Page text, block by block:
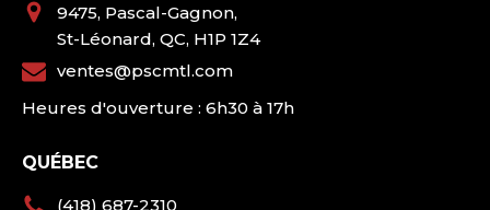
9475, Pascal-Gagnon,
St-Léonard, QC, H1P 1Z4
ventes@pscmtl.com
Heures d'ouverture : 6h30 à 17h
QUÉBEC
(418) 687-2310